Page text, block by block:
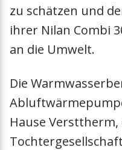
zu schätzen und
ihrer Nilan Combi
an die Umwelt.
Die
Hause